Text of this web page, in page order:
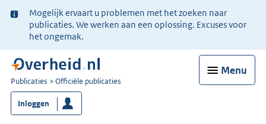
Ter
informatie:
Mogelijk ervaart u problemen met het zoeken naar
publicaties. We werken aan een oplossing. Excuses voor
het ongemak.
Menu
U
bent
nu
hier:
Publicaties Officiële publicaties
Inloggen